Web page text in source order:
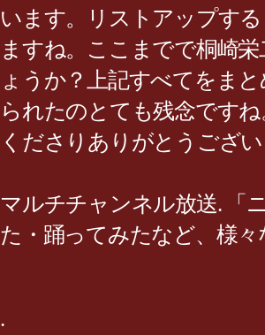
います。リストアップす
ますね。ここまでで桐崎
ょうか？上記すべてをま
られたのとても残念です
くださりありがとうござ
マルチチャンネル放送. 「
た・踊ってみたなど、様
.